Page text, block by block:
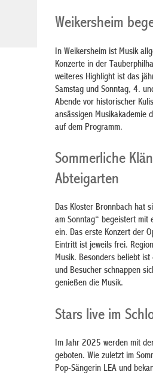
Weikersheim
In Weikersheim ist Musik
Konzerte in der
weiteres Highlight ist das
Samstag und Sonntag, 4.
Abende vor historischer
ansässigen Musikakademie
auf dem Programm.
Sommerliche
Abteigarten
Das Kloster Bronnbach hat
am Sonntag“ begeistert mit
ein. Das erste Konzert der
Eintritt ist jeweils frei.
Musik. Besonders beliebt
und Besucher schnappen
genießen die Musik.
Stars live im
Im Jahr 2025 werden mit
geboten. Wie zuletzt im
Pop-Sängerin LEA und